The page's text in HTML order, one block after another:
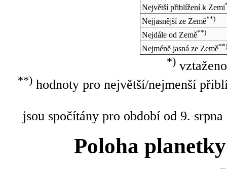
Největší přiblížení k Zemi
Nejjasnější ze Země**)
Nejdále od Země**)
Nejméně jasná ze Země**)
*)
**)hodnoty pro největší/nejmenší
jsou spočítány pro období od 9.
Poloha